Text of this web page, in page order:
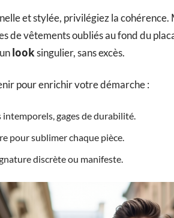
et stylée, privilégiez la
de vêtements oubliés au fond du
looksingulier, sans excès.
pour enrichir votre démarche :
intemporels, gages de durabilité.
pour sublimer chaque pièce.
discrète ou manifeste.